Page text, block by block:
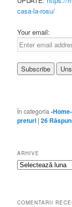
casa-la-rosu/
Your email:
În categoria -
preturi |26
ARHIVE
Arhive
COMENTARII